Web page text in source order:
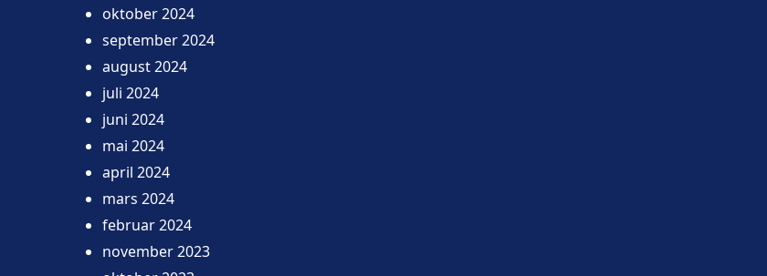
oktober 2024
september 2024
august 2024
juli 2024
juni 2024
mai 2024
april 2024
mars 2024
februar 2024
november 2023